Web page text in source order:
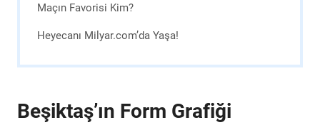
Maçın Favorisi Kim?
Heyecanı Milyar.com’da Yaşa!
Beşiktaş’ın Form Grafiği